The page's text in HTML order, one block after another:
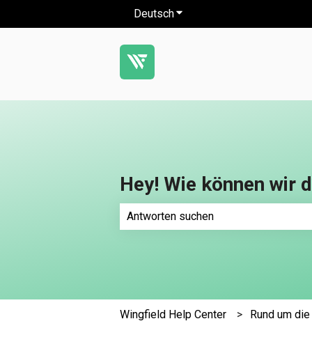
DeutschUntermenü für
Hey! Wie können wir
Wingfield Help Center Rund um